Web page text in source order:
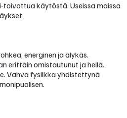
toivottua käytöstä. Useissa maissa
energinen ja älykäs.
erittäin omistautunut ja hellä.
Vahva fysiikka yhdistettynä